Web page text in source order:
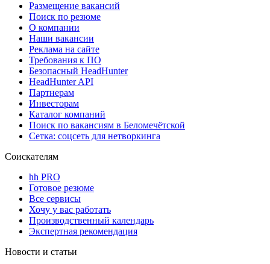
Размещение вакансий
Поиск по резюме
О компании
Наши вакансии
Реклама на сайте
Требования к ПО
Безопасный HeadHunter
HeadHunter API
Партнерам
Инвесторам
Каталог компаний
Поиск по вакансиям в Беломечётской
Сетка: соцсеть для нетворкинга
Соискателям
hh PRO
Готовое резюме
Все сервисы
Хочу у вас работать
Производственный календарь
Экспертная рекомендация
Новости и статьи